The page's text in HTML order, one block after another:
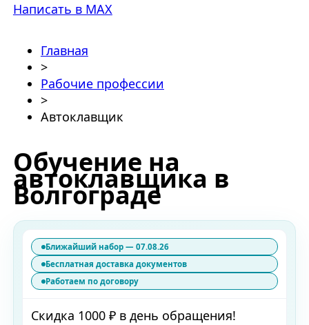
Написать в MAX
Главная
>
Рабочие профессии
>
Автоклавщик
Обучение на
автоклавщика в
Волгограде
Ближайший набор — 07.08.26
Бесплатная доставка документов
Работаем по договору
Скидка 1000 ₽ в день обращения!